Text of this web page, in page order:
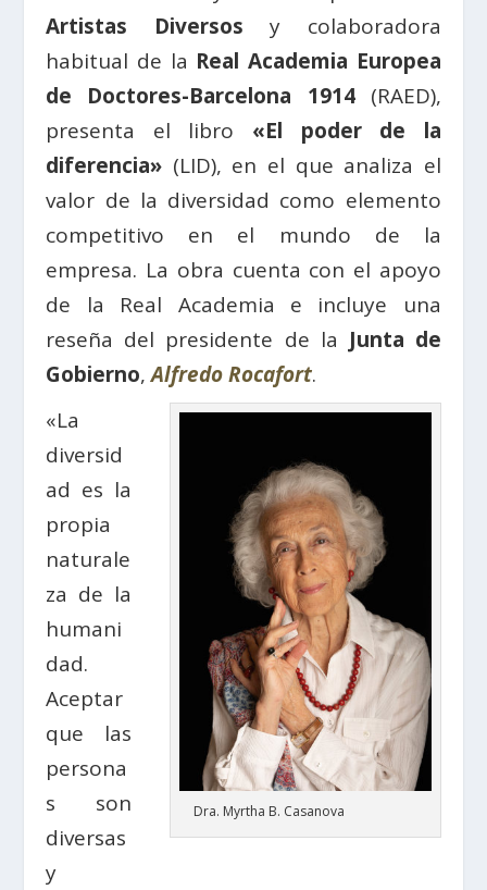
Artistas Diversos y colaboradora
habitual de la Real Academia Europea
de Doctores-Barcelona 1914(RAED),
presenta el libro «El poder de la
diferencia» (LID), en el que analiza el
valor de la diversidad como elemento
competitivo en el mundo de la
empresa. La obra cuenta con el apoyo
de la Real Academia e incluye una
reseña del presidente de la Junta de
Gobierno,Alfredo Rocafort.
Dra. Myrtha B. Casanova
«La
diversid
ad es la
propia
naturale
za de la
humani
dad.
Aceptar
que las
persona
s son
diversas
y